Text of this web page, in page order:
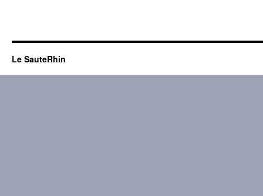
Le SauteRhin